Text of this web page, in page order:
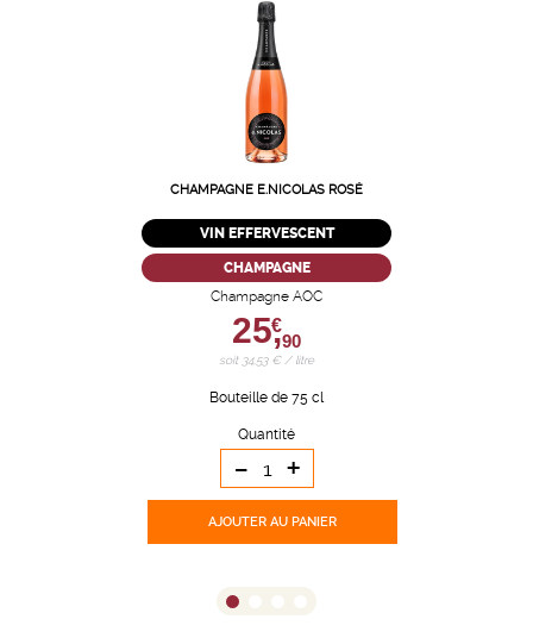
CHAMPAGNE E.NICOLAS ROSÉ
VIN EFFERVESCENT
CHAMPAGNE
Champagne AOC
25,
€
90
soit 34,53 € / litre
Bouteille de 75 cl
Quantité
- +
AJOUTER AU PANIER